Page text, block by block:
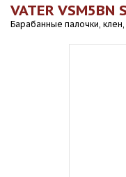
VATER VSM5BN
Барабанные палочки,